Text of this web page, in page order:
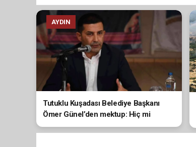
AYDIN
Tutuklu Kuşadası Belediye Başkanı
Ömer Günel’den mektup: Hiç mi
vicdanınız sızlamıyor?